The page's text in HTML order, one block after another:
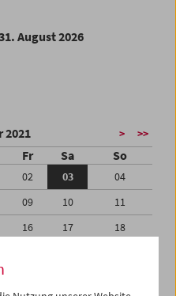
August 2026
2021 > >>
Fr Sa So
02 03
04
09 10
11
16 17
18